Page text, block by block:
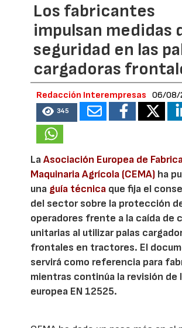
Los fabricantes
impulsan medidas
seguridad en las
cargadoras
Redacción Interempresas 06/08/
345
LaAsociación Europea de
Maquinaria Agrícola (CEMA) ha
una guía técnica que fija el
del sector sobre la protección
operadores frente a la caída de
unitarias al utilizar palas
frontales en tractores. El
servirá como referencia para
mientras continúa la revisión de
europea EN 12525.